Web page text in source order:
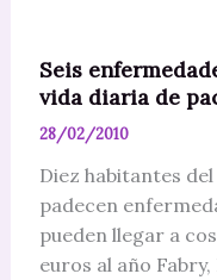
Seis
vida diaria de
28/02/2010
Diez habitantes
padecen
pueden llegar a
euros al año